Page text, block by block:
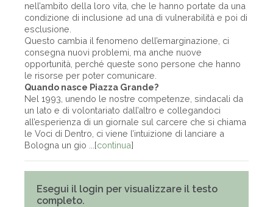
nell’ambito della loro vita, che le hanno portate da una
condizione di inclusione ad una di vulnerabilità e poi di
esclusione.
Questo cambia il fenomeno dell’emarginazione, ci
consegna nuovi problemi, ma anche nuove
opportunità, perché queste sono persone che hanno
le risorse per poter comunicare.
Quando nasce Piazza Grande?
Nel 1993, unendo le nostre competenze, sindacali da
un lato e di volontariato dall’altro e collegandoci
all’esperienza di un giornale sul carcere che si chiama
le Voci di Dentro, ci viene l’intuizione di lanciare a
Bologna un gio ...[continua]
Esegui il login per visualizzare il testo
completo.